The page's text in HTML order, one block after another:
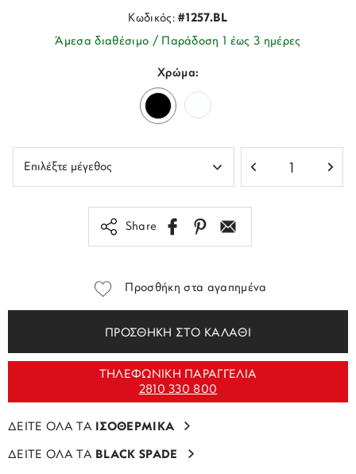
Κωδικός:#1257.BL
Άμεσα διαθέσιμο / Παράδοση 1 έως 3 ημέρες
Χρώμα:
Share
Προσθήκη στα αγαπημένα
ΠΡΟΣΘΗΚΗ ΣΤΟ ΚΑΛΑΘΙ
ΤΗΛΕΦΩΝΙΚΗ ΠΑΡΑΓΓΕΛΙΑ
2810 330 800
ΔΕΙΤΕ ΟΛΑ ΤΑ ΙΣΟΘΕΡΜΙΚΑ
ΔΕΙΤΕ ΟΛΑ ΤΑ BLACK SPADE